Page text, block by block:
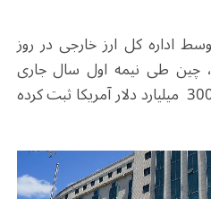
اداره کل ارز خارجی در روز
(17 خرداد)، چین طی نیمه اول سال جاری
میلادی مازاد حساب جاری 300.6 میلیارد دلار آمریکا ثبت کرده